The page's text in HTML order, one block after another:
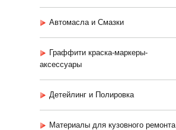
Автомасла и Смазки
Граффити краска-маркеры-
аксессуары
Детейлинг и Полировка
Материалы для кузовного ремонта